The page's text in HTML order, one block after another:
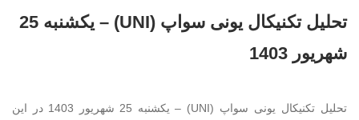
تحلیل تکنیکال یونی سواپ (UNI) – یکشنبه 25
شهریور 1403
تحلیل تکنیکال یونی سواپ (UNI) – یکشنبه 25 شهریور 1403 در این